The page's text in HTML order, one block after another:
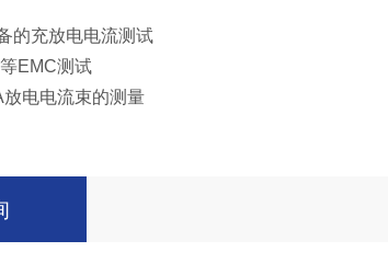
的充放电电流测试
EMC测试
放电电流束的测量